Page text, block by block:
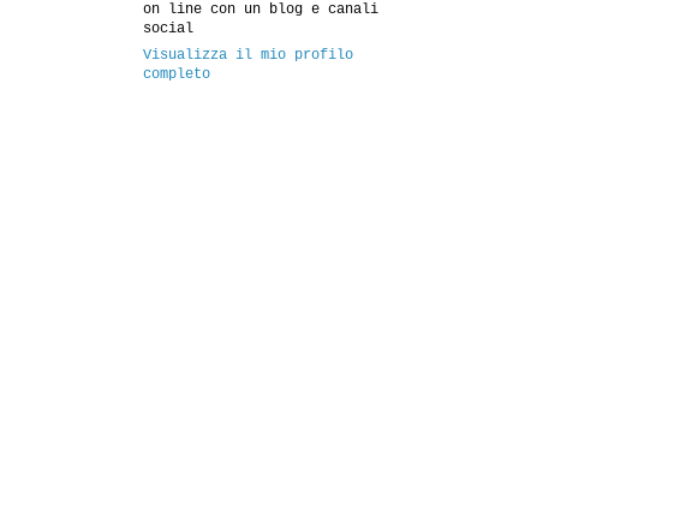
on line con un blog e canali
social
Visualizza il mio profilo
completo